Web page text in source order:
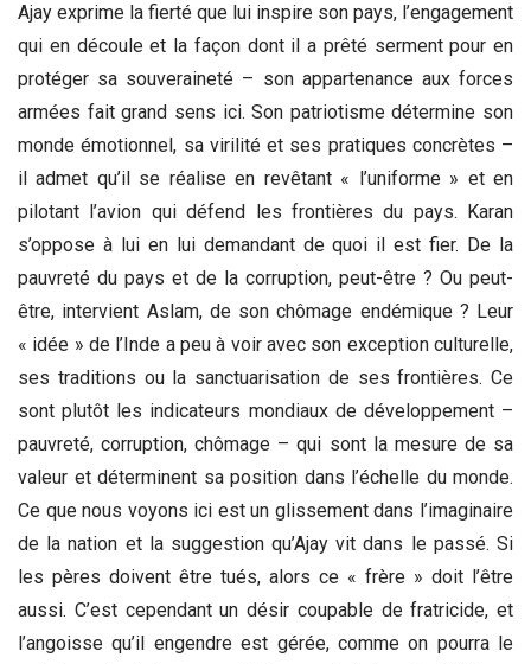
Ajay exprime la fierté que lui inspire son pays, l’engagement
qui en découle et la façon dont il a prêté serment pour en
protéger sa souveraineté – son appartenance aux forces
armées fait grand sens ici. Son patriotisme détermine son
monde émotionnel, sa virilité et ses pratiques concrètes –
il admet qu’il se réalise en revêtant « l’uniforme » et en
pilotant l’avion qui défend les frontières du pays. Karan
s’oppose à lui en lui demandant de quoi il est fier. De la
pauvreté du pays et de la corruption, peut-être ? Ou peut-
être, intervient Aslam, de son chômage endémique ? Leur
« idée » de l’Inde a peu à voir avec son exception culturelle,
ses traditions ou la sanctuarisation de ses frontières. Ce
sont plutôt les indicateurs mondiaux de développement –
pauvreté, corruption, chômage – qui sont la mesure de sa
valeur et déterminent sa position dans l’échelle du monde.
Ce que nous voyons ici est un glissement dans l’imaginaire
de la nation et la suggestion qu’Ajay vit dans le passé. Si
les pères doivent être tués, alors ce « frère » doit l’être
aussi. C’est cependant un désir coupable de fratricide, et
l’angoisse qu’il engendre est gérée, comme on pourra le